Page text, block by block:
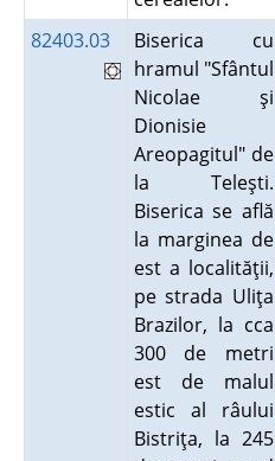
82403.03
Biserica cu
hramul "Sfântul
Nicolae şi
Dionisie
Areopagitul" de
la Teleşti.
Biserica se află
la marginea de
est a localităţii,
pe strada Uliţa
Brazilor, la cca
300 de metri
est de malul
estic al râului
Bistriţa, la 245